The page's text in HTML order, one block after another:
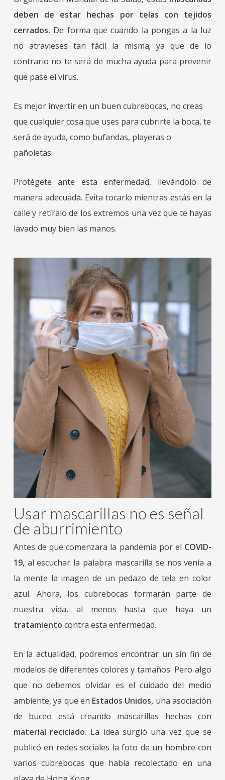
deben de estar hechas por telas con tejidos
cerrados. De forma que cuando la pongas a la luz
no atravieses tan fácil la misma; ya que de lo
contrario no te será de mucha ayuda para prevenir
que pase el virus.
Es mejor invertir en un buen cubrebocas, no creas
que cualquier cosa que uses para cubrirte la boca, te
será de ayuda, como bufandas, playeras o
pañoletas.
Protégete ante esta enfermedad, llevándolo de
manera adecuada. Evita tocarlo mientras estás en la
calle y retíralo de los extremos una vez que te hayas
lavado muy bien las manos.
Usar mascarillas no es señal
de aburrimiento
Antes de que comenzara la pandemia por el COVID-
19,al escuchar la palabra mascarilla se nos venía a
la mente la imagen de un pedazo de tela en color
azul. Ahora, los cubrebocas formarán parte de
nuestra vida, al menos hasta que haya un
tratamiento contra esta enfermedad.
En la actualidad, podremos encontrar un sin fin de
modelos de diferentes colores y tamaños. Pero algo
que no debemos olvidar es el cuidado del medio
ambiente, ya que en Estados Unidos, una asociación
de buceo está creando mascarillas hechas con
material reciclado. La idea surgió una vez que se
publicó en redes sociales la foto de un hombre con
varios cubrebocas que había recolectado en una